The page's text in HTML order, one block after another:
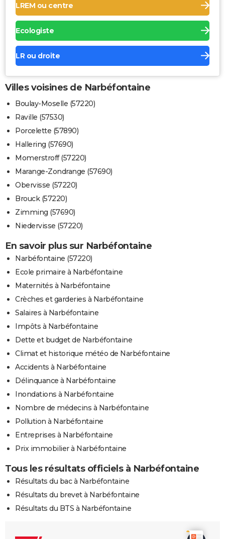
LREM ou centre
Ecologiste
LR ou droite
Villes voisines de Narbéfontaine
Boulay-Moselle (57220)
Raville (57530)
Porcelette (57890)
Hallering (57690)
Momerstroff (57220)
Marange-Zondrange (57690)
Obervisse (57220)
Brouck (57220)
Zimming (57690)
Niedervisse (57220)
En savoir plus sur Narbéfontaine
Narbéfontaine (57220)
Ecole primaire à Narbéfontaine
Maternités à Narbéfontaine
Crèches et garderies à Narbéfontaine
Salaires à Narbéfontaine
Impôts à Narbéfontaine
Dette et budget de Narbéfontaine
Climat et historique météo de Narbéfontaine
Accidents à Narbéfontaine
Délinquance à Narbéfontaine
Inondations à Narbéfontaine
Nombre de médecins à Narbéfontaine
Pollution à Narbéfontaine
Entreprises à Narbéfontaine
Prix immobilier à Narbéfontaine
Tous les résultats officiels à Narbéfontaine
Résultats du bac à Narbéfontaine
Résultats du brevet à Narbéfontaine
Résultats du BTS à Narbéfontaine